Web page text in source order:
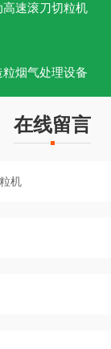
高速滚刀切粒机
粒烟气处理设备
在线留言